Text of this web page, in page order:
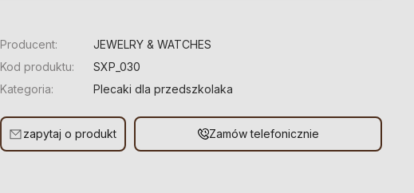
Producent:
JEWELRY & WATCHES
Kod produktu:
SXP_030
Kategoria:
Plecaki dla przedszkolaka
zapytaj o produkt Zamów telefonicznie